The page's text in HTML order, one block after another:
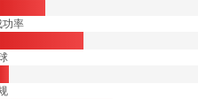
功率